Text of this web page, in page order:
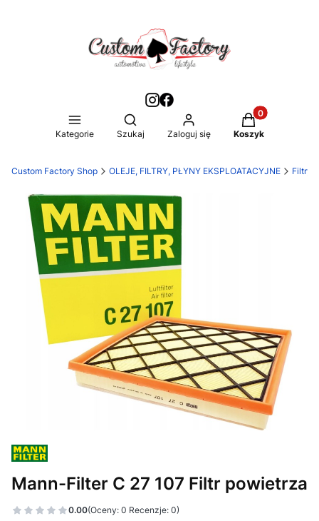
Kategorie
Otwórz wyszukiwarkę
Szukaj Zaloguj się
Produkty w
Koszyk
Custom Factory Shop OLEJE, FILTRY, PŁYNY EKSPLOATACYJNE Filtry
Mann-Filter C 27 107 Filtr powietrza
0.00(Oceny: 0 Recenzje: 0)